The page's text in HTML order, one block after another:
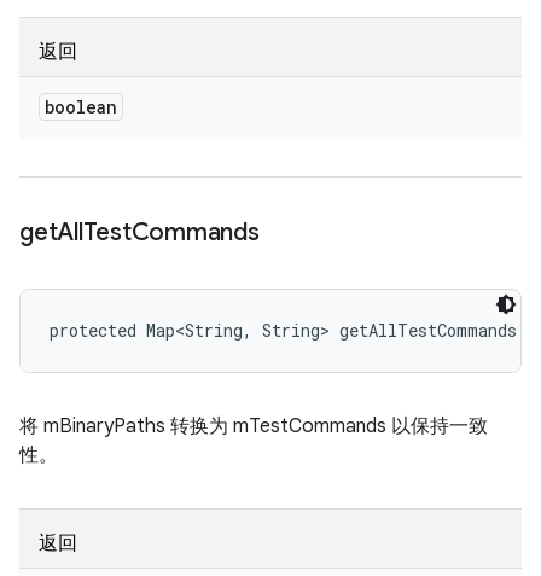
返回
boolean
getAllTestCommands
protected Map<String, String> getAllTestCommands
将 mBinaryPaths 转换为 mTestCommands 以保持一致
性。
返回